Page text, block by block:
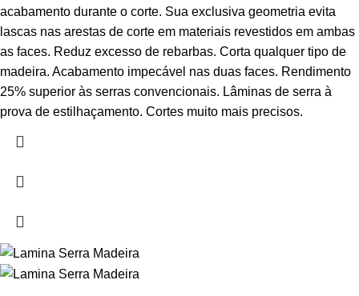
acabamento durante o corte. Sua exclusiva geometria evita
lascas nas arestas de corte em materiais revestidos em ambas
as faces. Reduz excesso de rebarbas. Corta qualquer tipo de
madeira. Acabamento impecável nas duas faces. Rendimento
25% superior às serras convencionais. Lâminas de serra à
prova de estilhaçamento. Cortes muito mais precisos.